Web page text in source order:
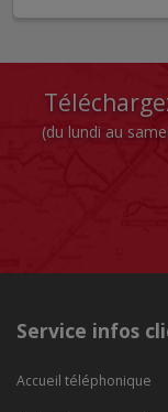
(du lundi au
Service infos
Accueil téléphonique